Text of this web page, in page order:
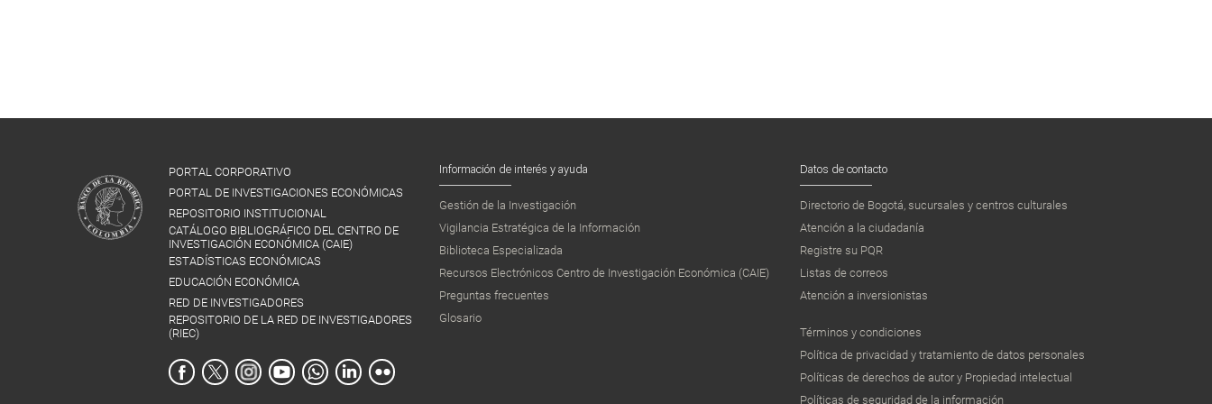
PORTAL CORPORATIVO
PORTAL DE INVESTIGACIONES ECONÓMICAS
REPOSITORIO INSTITUCIONAL
CATÁLOGO BIBLIOGRÁFICO DEL CENTRO DE
INVESTIGACIÓN ECONÓMICA (CAIE)
ESTADÍSTICAS ECONÓMICAS
EDUCACIÓN ECONÓMICA
RED DE INVESTIGADORES
REPOSITORIO DE LA RED DE INVESTIGADORES
(RIEC)
Información de interés y ayuda
Gestión de la Investigación
Vigilancia Estratégica de la Información
Biblioteca Especializada
Recursos Electrónicos Centro de Investigación Económica (CAIE)
Preguntas frecuentes
Glosario
Datos de contacto
Directorio de Bogotá, sucursales y centros culturales
Atención a la ciudadanía
Registre su PQR
Listas de correos
Atención a inversionistas
Términos y condiciones
Política de privacidad y tratamiento de datos personales
Políticas de derechos de autor y Propiedad intelectual
Políticas de seguridad de la información